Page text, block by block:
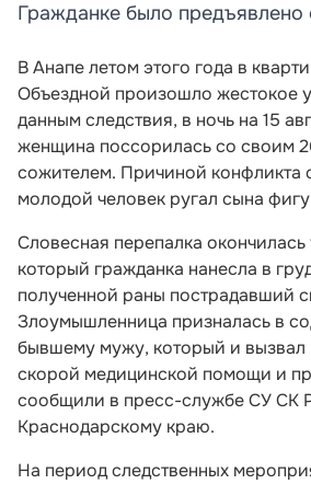
Гражданке было предъявлено
В Анапе летом этого года в
Объездной произошло жестокое
данным следствия, в ночь на 15
женщина поссорилась со своим
сожителем. Причиной конфликта
молодой человек ругал сына
Словесная перепалка
который гражданка нанесла в
полученной раны пострадавший
Злоумышленница призналась в
бывшему мужу, который и вызвал
скорой медицинской помощи и
сообщили в пресс-службе СУ СК
Краснодарскому краю.
На период следственных